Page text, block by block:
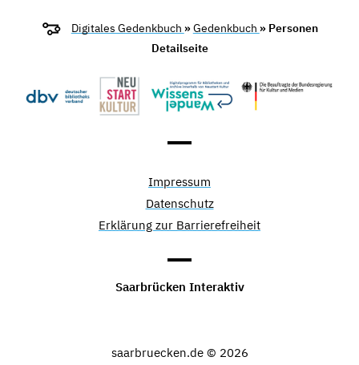
Digitales Gedenkbuch »Gedenkbuch » Personen
Detailseite
Impressum
Datenschutz
Erklärung zur Barrierefreiheit
Saarbrücken Interaktiv
saarbruecken.de © 2026